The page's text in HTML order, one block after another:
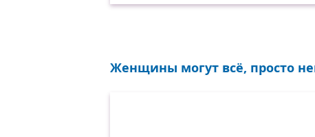
Женщины могут всё, просто